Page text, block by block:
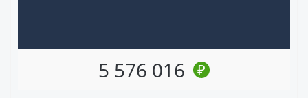
5 576 016 ₽